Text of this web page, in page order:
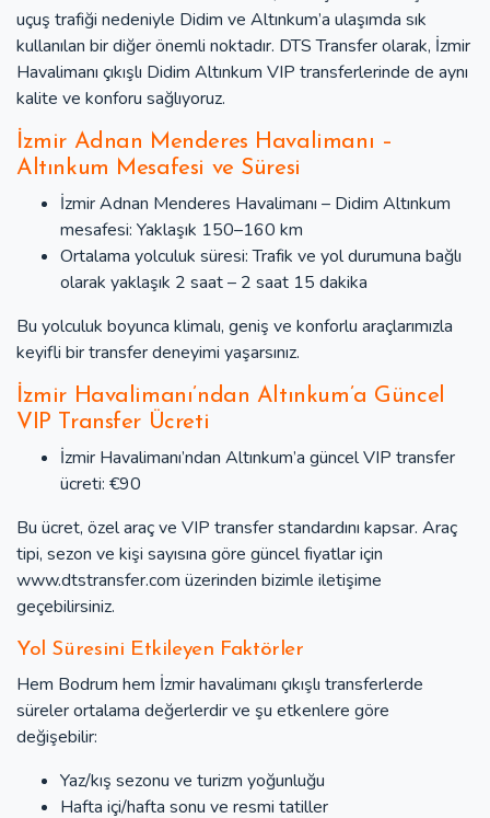
uçuş trafiği nedeniyle Didim ve Altınkum’a ulaşımda sık
kullanılan bir diğer önemli noktadır. DTS Transfer olarak, İzmir
Havalimanı çıkışlı Didim Altınkum VIP transferlerinde de aynı
kalite ve konforu sağlıyoruz.
İzmir Adnan Menderes Havalimanı –
Altınkum Mesafesi ve Süresi
İzmir Adnan Menderes Havalimanı – Didim Altınkum
mesafesi: Yaklaşık 150–160 km
Ortalama yolculuk süresi: Trafik ve yol durumuna bağlı
olarak yaklaşık 2 saat – 2 saat 15 dakika
Bu yolculuk boyunca klimalı, geniş ve konforlu araçlarımızla
keyifli bir transfer deneyimi yaşarsınız.
İzmir Havalimanı’ndan Altınkum’a Güncel
VIP Transfer Ücreti
İzmir Havalimanı’ndan Altınkum’a güncel VIP transfer
ücreti: €90
Bu ücret, özel araç ve VIP transfer standardını kapsar. Araç
tipi, sezon ve kişi sayısına göre güncel fiyatlar için
www.dtstransfer.com üzerinden bizimle iletişime
geçebilirsiniz.
Yol Süresini Etkileyen Faktörler
Hem Bodrum hem İzmir havalimanı çıkışlı transferlerde
süreler ortalama değerlerdir ve şu etkenlere göre
değişebilir:
Yaz/kış sezonu ve turizm yoğunluğu
Hafta içi/hafta sonu ve resmi tatiller